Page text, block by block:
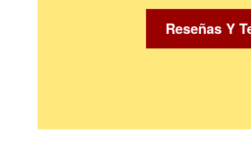
Reseñas Y